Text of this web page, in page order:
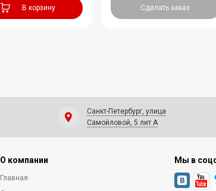
В корзину Сделать заказ
Санкт-Петербург, улица
Самойловой, 5 лит А
О компании
Главная
Мы в